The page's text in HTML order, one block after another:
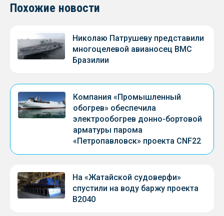
Похожие новости
Николаю Патрушеву представили
многоцелевой авианосец ВМС
Бразилии
Компания «Промышленный
обогрев» обеспечила
электрообогрев донно-бортовой
арматуры парома
«Петропавловск» проекта CNF22
На «Жатайской судоверфи»
спустили на воду баржу проекта
В2040